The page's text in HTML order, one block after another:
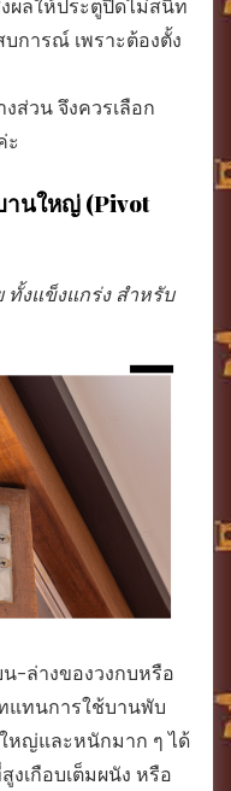
ผลให้ประตูปิดไม่สนิท
การณ์ เพราะต้องตั้ง
ส่วน จึงควรเลือก
ะ
านใหญ่ (Pivot
ทั้งแข็งแกร่ง สำหรับ
-ล่างของวงกบหรือ
แทนการใช้บานพับ
หญ่และหนักมาก ๆ ได้
งเกือบเต็มผนัง หรือ